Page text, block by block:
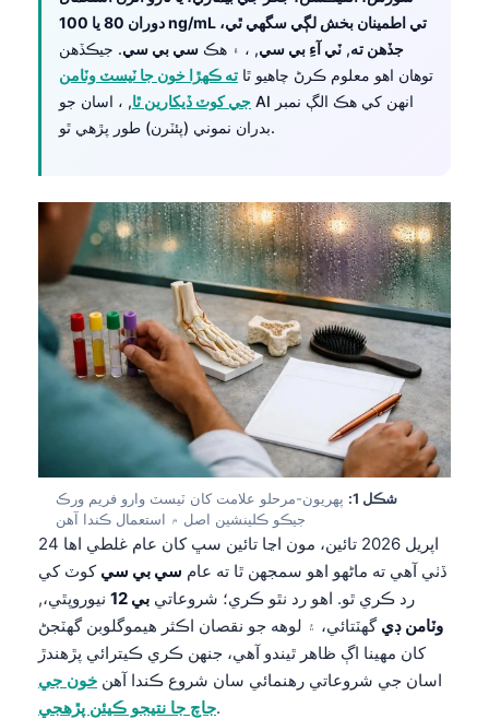
دوران 80 يا 100 ng/mL تي اطمينان بخش لڳي سگهي ٿي،
جڏهن ته, ٽي آءِ بي سي, ، ۽ هڪ سي بي سي. جيڪڏهن
توهان اهو معلوم ڪرڻ چاهيو ٿا ته ڪهڙا خون جا ٽيسٽ وٽامن
جي کوٽ ڏيکارين ٿا, ، اسان جو AI انهن کي هڪ الڳ نمبر
بدران نموني (پئٽرن) طور پڙهي ٿو.
شڪل 1:
پهريون-مرحلو علامت کان ٽيسٽ وارو فريم ورڪ
جيڪو ڪلينشين اصل ۾ استعمال ڪندا آهن
24 اپريل 2026 تائين، مون اڃا تائين سڀ کان عام غلطي اها
ڏٺي آهي ته ماڻهو اهو سمجهن ٿا ته عام سي بي سي کوٽ کي
رد ڪري ٿو. اهو رد نٿو ڪري؛ شروعاتي بي 12
نيوروپٿي،,
وٽامن ڊي گهٽتائي، ۽ لوهه جو نقصان اڪثر هيموگلوبن گهٽجڻ
کان مهينا اڳ ظاهر ٿيندو آهي، جنهن ڪري ڪيترائي پڙهندڙ
اسان جي شروعاتي رهنمائي سان شروع ڪندا آهن خون جي
جاچ جا نتيجو ڪيئن پڙهجي.